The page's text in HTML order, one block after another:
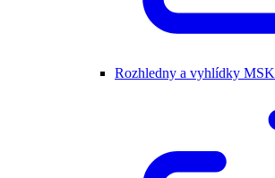
Rozhledny a vyhlídky MSK